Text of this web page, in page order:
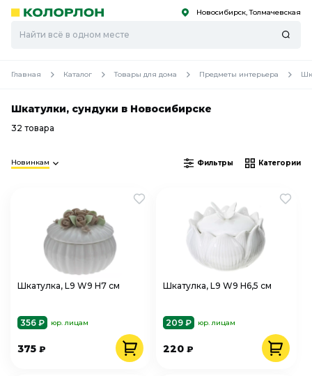
Скоро
Скоро Новосибирск, Толмачевская
Главная Каталог Товары для дома Предметы интерьера
Шкатулки, сундуки в Новосибирске
32 товара
Новинкам Фильтры Категории
Шкатулка, L9 W9 H7 см
356 ₽ юр. лицам
375 ₽
Шкатулка, L9 W9 H6,5 см
209 ₽ юр. лицам
220₽